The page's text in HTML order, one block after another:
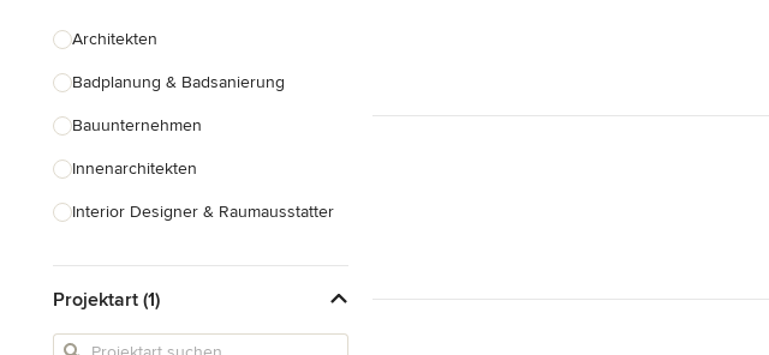
Architekten
Badplanung & Badsanierung
Bauunternehmen
Innenarchitekten
Interior Designer & Raumausstatter
Landschaftsarchitekten
Armaturen & Sanitärbedarf
Projektart (1)